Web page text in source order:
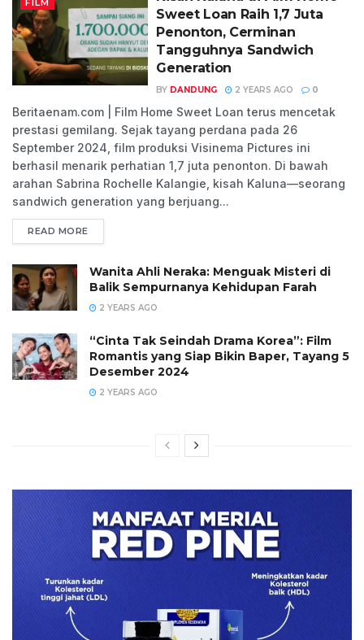
FILM
Sweet Loan Raih 1,7 Juta
Penonton, Cerminan
Tangguhnya Sandwich
Generation
BY DANDUNG 2 YEARS AGO 0
Beritaenam.com | Film Home Sweet Loan terus mencetak
prestasi gemilang. Sejak tayang perdana pada 26
September 2024, film produksi Visinema Pictures ini
berhasil menarik perhatian 1,7 juta penonton. Di bawah
arahan Sabrina Rochelle Kalangie, kisah Kaluna—seorang
sandwich generation yang berjuang...
READ MORE
Wanita Ahli Neraka: Menguak Misteri di
Balik Sempurnanya Kehidupan Farah
2 YEARS AGO
“Cinta Tak Seindah Drama Korea”: Film
Romantis yang Siap Bikin Baper, Tayang 5
Desember 2024
2 YEARS AGO